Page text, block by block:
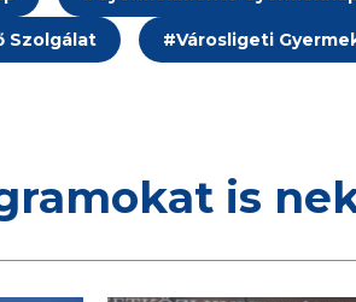
Szolgálat #Városligeti
is